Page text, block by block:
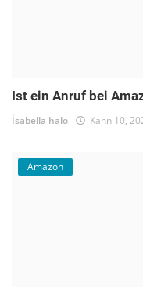
Ist ein Anruf bei
İsabella halo Kann 10,
Amazon